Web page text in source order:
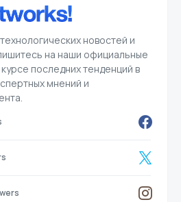
новостей и
на наши официальные
последних тенденций в
мнений и